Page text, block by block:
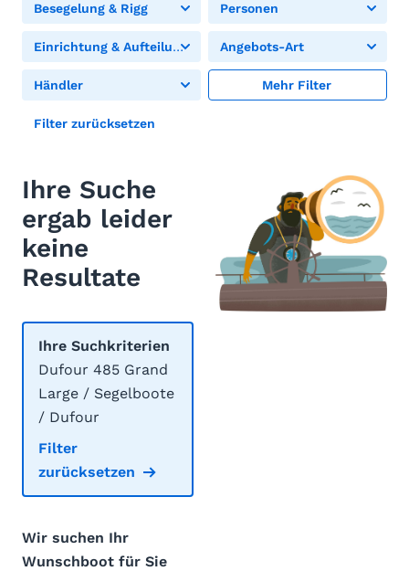
Besegelung & Rigg Personen
Einrichtung & Aufteilung Angebots-Art
Händler Mehr Filter
Filter zurücksetzen
Ihre Suche
ergab leider
keine
Resultate
Ihre Suchkriterien
Dufour 485 Grand
Large / Segelboote
/ Dufour
Filter
zurücksetzen
Wir suchen Ihr
Wunschboot für Sie